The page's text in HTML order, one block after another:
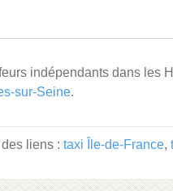
indépendants dans les
sur-Seine.
liens : taxi Île-de-France,